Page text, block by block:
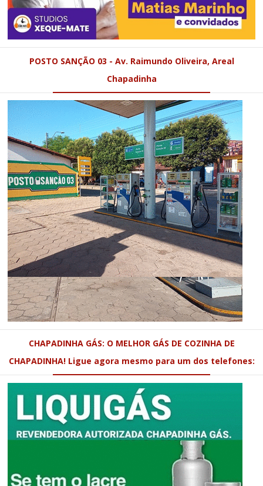
POSTO SANÇÃO 03 - Av. Raimundo Oliveira, Areal
Chapadinha
CHAPADINHA GÁS: O MELHOR GÁS DE COZINHA DE
CHAPADINHA! Ligue agora mesmo para um dos telefones: